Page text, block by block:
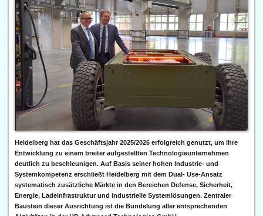
Heidelberg hat das Geschäftsjahr 2025/2026 erfolgreich genutzt, um ihre
Entwicklung zu einem breiter aufgestellten Technologieunternehmen
deutlich zu beschleunigen. Auf Basis seiner hohen Industrie- und
Systemkompetenz erschließt Heidelberg mit dem Dual- Use-Ansatz
systematisch zusätzliche Märkte in den Bereichen Defense, Sicherheit,
Energie, Ladeinfrastruktur und industrielle Systemlösungen. Zentraler
Baustein dieser Ausrichtung ist die Bündelung aller entsprechenden